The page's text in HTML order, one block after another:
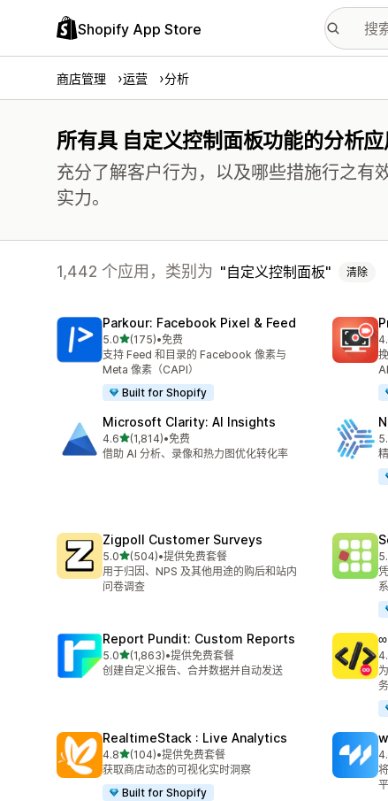
Shopify App Store
商店管理 运营 分析
所有具 自定义控制面板功能的分析应
充分了解客户行为，以及哪些措施行之有
实力。
1,442 个应用，类别为 自定义控制面板 清除
Parkour: Facebook Pixel & Feed
5.0星（满分 5 星）
(175)
总共 175 条评论
•免费
支持 Feed 和目录的 Facebook 像素与
Meta 像素（CAPI）
Built for Shopify
Microsoft Clarity: AI Insights
4.6星（满分 5 星）
(1,814)
总共 1814 条评论
•免费
借助 AI 分析、录像和热力图优化转化率
Zigpoll Customer Surveys
5.0星（满分 5 星）
(504)
总共 504 条评论
•提供免费套餐
用于归因、NPS 及其他用途的购后和站内
问卷调查
Report Pundit: Custom Reports
5.0星（满分 5 星）
(1,863)
总共 1863 条评论
•提供免费套餐
创建自定义报告、合并数据并自动发送
RealtimeStack : Live Analytics
4.8星（满分 5 星）
(104)
总共 104 条评论
•提供免费套餐
获取商店动态的可视化实时洞察
Built for Shopify